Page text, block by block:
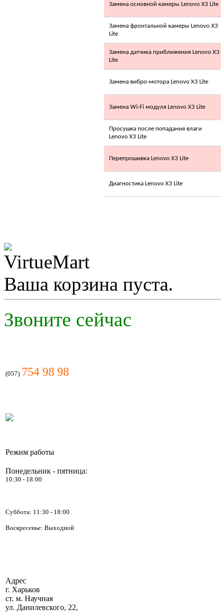
Замена основной камеры Lenovo X3 Lite
Замена фронтальной камеры Lenovo X3
Lite
Замена датчика приближения Lenovo X3
Lite
Замена вибро-мотора Lenovo X3 Lite
Замена Wi-Fi модуля Lenovo X3 Lite
Просушка после попадания влаги
Lenovo X3 Lite
Перепрошивка Lenovo X3 Lite
Диагностика Lenovo X3 Lite
Ваша корзина пуста.
Звоните сейчас
(057) 754 98 98
Режим работы
Понедельник - пятница:
10:30 - 18:00
Суббота: 11:30 - 18:00
Воскресенье: Выходной
Адрес
г. Харьков
ст. м. Научная
ул. Данилевского, 22,